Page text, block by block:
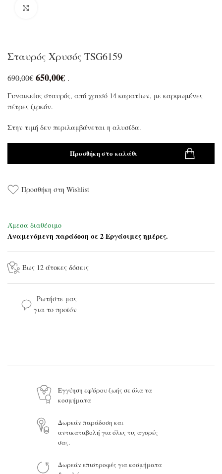
Σταυρός Χρυσός TSG6159
690,00€ 650,00€ .
Γυναικείος σταυρός, από χρυσό 14 καρατίων, με καρφωμένες
πέτρες ζιρκόν.
Στην τιμή δεν περιλαμβάνεται η αλυσίδα.
Προσθήκη στο καλάθι
Προσθήκη στη Wishlist
Άμεσα διαθέσιμο
Αναμενόμενη παράδοση σε 2 Εργάσιμες ημέρες.
Έως 12 άτοκες δόσεις
Ρωτήστε μας
για το προϊόν
Εγγύηση εφ'όρου ζωής σε όλα τα
κοσμήματα
Δωρεάν παράδοση και
αντικαταβολή για όλες τις αγορές
σας.
Δωρεάν επιστροφές για κοσμήματα